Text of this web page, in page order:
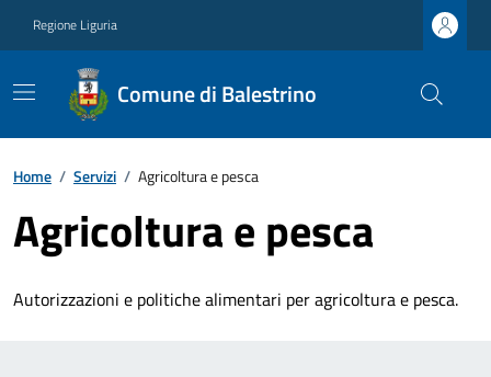
Regione Liguria
Comune di Balestrino
Home / Servizi / Agricoltura e pesca
Agricoltura e pesca
Autorizzazioni e politiche alimentari per agricoltura e pesca.